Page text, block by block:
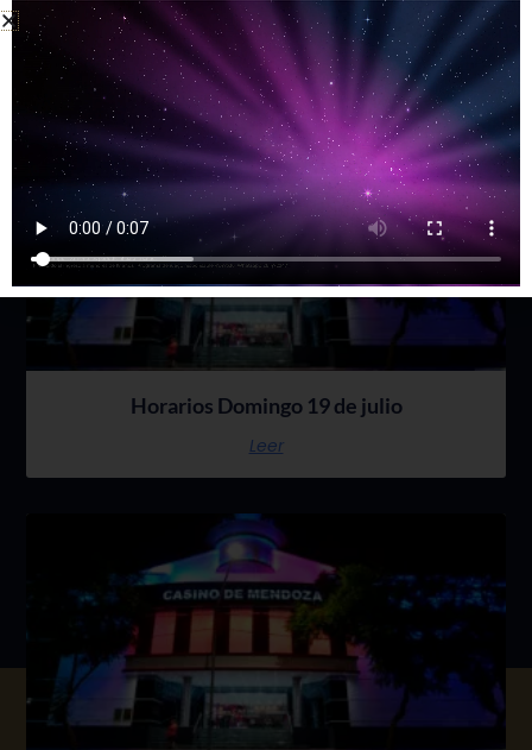
Cambio URL Web Institucional
Leer
Horarios Domingo 19 de julio
Leer